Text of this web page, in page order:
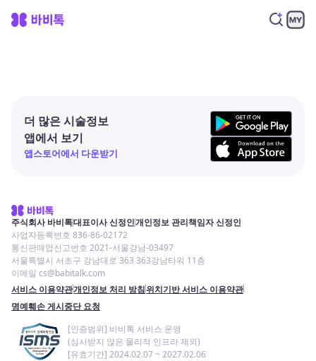
더 많은 시술정보
앱에서 보기
앱스토어에서 다운받기
주식회사 바비톡대표이사 신정인개인정보 관리책임자 신정인
사업자등록번호 836-86-02172
통신판매업신고번호 2021-서울강남-03497
서울특별시 서초구 강남대로 363 363강남타워 11층
이메일 cs@babitalk.com
서비스 이용약관개인정보 처리 방침위치기반 서비스 이용약관
명예훼손 게시중단 요청
[인증범위] 바비톡 서비스 운영
(심사받지 않은 물리적 인프라 제외)
[유효기간] 2024.02.07 ~ 2027.02.06